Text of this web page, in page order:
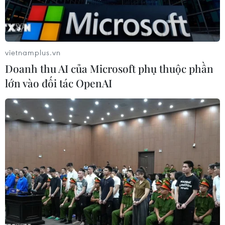
Qua quá trình tư vấn, khám sức khỏe cho giáo viên, học sinh,
người dân chưa phát hiện các biểu hiện cấp tính bất thường.
(Ảnh: Minh Sơn/Vietnam+)
Liên quan đến vụ cháy kho Rạng Đông, đại diện
Ủy ban nhân dân thành phố Hà Nội cho biết, kết
vietnamplus.vn
Doanh thu AI của Microsoft phụ thuộc phần
lớn vào đối tác OpenAI